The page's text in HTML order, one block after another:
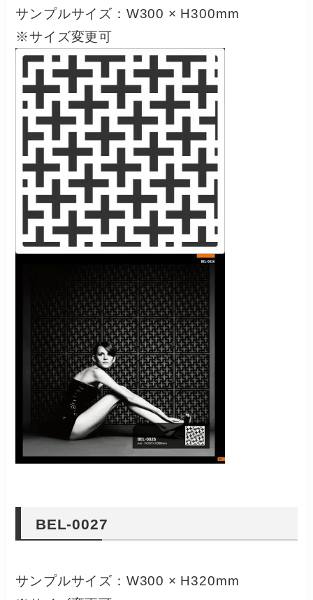
サンプルサイズ：W300 × H300mm
※サイズ変更可
BEL-0027
サンプルサイズ：W300 × H320mm